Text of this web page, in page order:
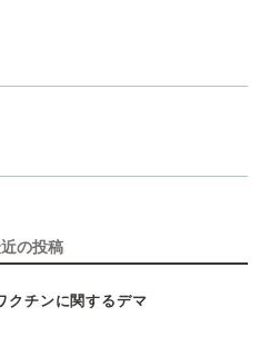
の投稿
クチンに関するデマ